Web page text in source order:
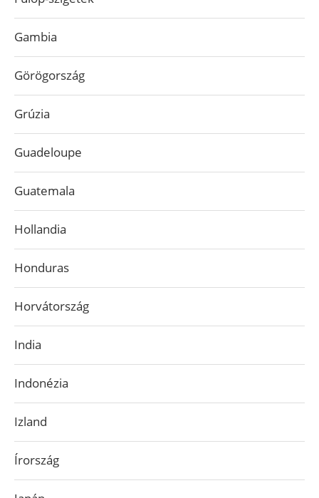
Gambia
Görögország
Grúzia
Guadeloupe
Guatemala
Hollandia
Honduras
Horvátország
India
Indonézia
Izland
Írország